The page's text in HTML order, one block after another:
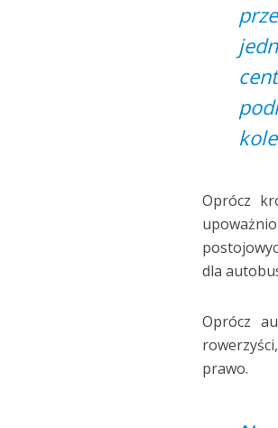
Oprócz
dla
Oprócz
prawo.